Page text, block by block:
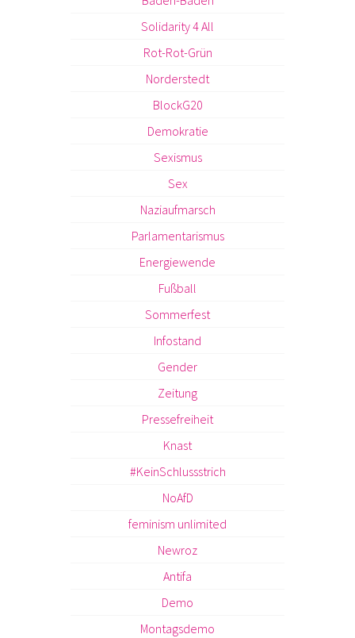
Solidarity 4 All
Rot-Rot-Grün
Norderstedt
BlockG20
Demokratie
Sexismus
Sex
Naziaufmarsch
Parlamentarismus
Energiewende
Fußball
Sommerfest
Infostand
Gender
Zeitung
Pressefreiheit
Knast
#KeinSchlussstrich
NoAfD
feminism unlimited
Newroz
Antifa
Demo
Montagsdemo